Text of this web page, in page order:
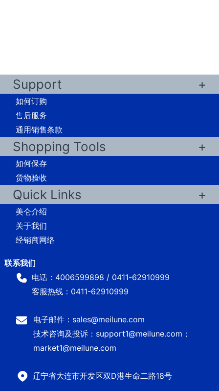
Support
如何订购
售后服务
通用销售条款
Shopping Tools
如何保存
货物验收
Quick Links
美仑介绍
关于我们
经销商网络
电话：4006599898 / 0411-62910999
客服热线：0411-62910999
电子邮件：sales@meilune.com
技术咨询及投诉：support1@meilune.com；
market1@meilune.com
辽宁省大连市开发区双D港生命二路18号